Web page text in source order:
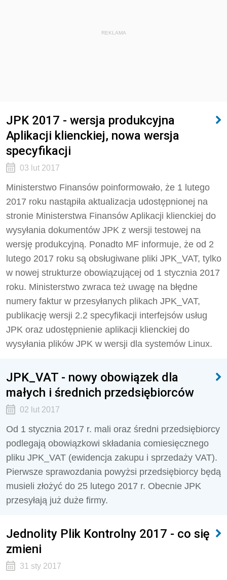
REKLAMA
JPK 2017 - wersja produkcyjna
Aplikacji klienckiej, nowa wersja
specyfikacji
03 lut 2017
Ministerstwo Finansów poinformowało, że 1 lutego
2017 roku nastąpiła aktualizacja udostępnionej na
stronie Ministerstwa Finansów Aplikacji klienckiej do
wysyłania dokumentów JPK z wersji testowej na
wersję produkcyjną. Ponadto MF informuje, że od 2
lutego 2017 roku są obsługiwane pliki JPK_VAT, tylko
w nowej strukturze obowiązującej od 1 stycznia 2017
roku. Ministerstwo zwraca też uwagę na błędne
numery faktur w przesyłanych plikach JPK_VAT,
publikację wersji 2.2 specyfikacji interfejsów usług
JPK oraz udostępnienie aplikacji klienckiej do
wysyłania plików JPK w wersji dla systemów Linux.
JPK_VAT - nowy obowiązek dla
małych i średnich przedsiębiorców
02 lut 2017
Od 1 stycznia 2017 r. mali oraz średni przedsiębiorcy
podlegają obowiązkowi składania comiesięcznego
pliku JPK_VAT (ewidencja zakupu i sprzedaży VAT).
Pierwsze sprawozdania powyżsi przedsiębiorcy będą
musieli złożyć do 25 lutego 2017 r. Obecnie JPK
przesyłają już duże firmy.
Jednolity Plik Kontrolny 2017 - co się
zmieni
31 sty 2017